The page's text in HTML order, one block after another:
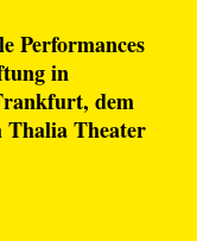
Performances
in
, dem
Thalia Theater